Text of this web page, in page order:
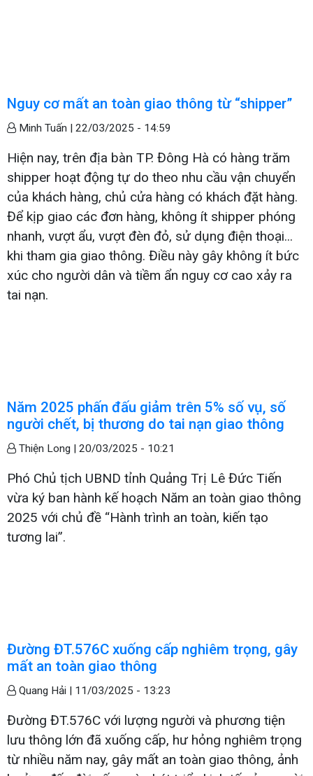
Nguy cơ mất an toàn giao thông từ “shipper”
Minh Tuấn | 22/03/2025 - 14:59
Hiện nay, trên địa bàn TP. Đông Hà có hàng trăm
shipper hoạt động tự do theo nhu cầu vận chuyển
của khách hàng, chủ cửa hàng có khách đặt hàng.
Để kịp giao các đơn hàng, không ít shipper phóng
nhanh, vượt ẩu, vượt đèn đỏ, sử dụng điện thoại...
khi tham gia giao thông. Điều này gây không ít bức
xúc cho người dân và tiềm ẩn nguy cơ cao xảy ra
tai nạn.
Năm 2025 phấn đấu giảm trên 5% số vụ, số
người chết, bị thương do tai nạn giao thông
Thiện Long | 20/03/2025 - 10:21
Phó Chủ tịch UBND tỉnh Quảng Trị Lê Đức Tiến
vừa ký ban hành kế hoạch Năm an toàn giao thông
2025 với chủ đề “Hành trình an toàn, kiến tạo
tương lai”.
Đường ĐT.576C xuống cấp nghiêm trọng, gây
mất an toàn giao thông
Quang Hải | 11/03/2025 - 13:23
Đường ĐT.576C với lượng người và phương tiện
lưu thông lớn đã xuống cấp, hư hỏng nghiêm trọng
từ nhiều năm nay, gây mất an toàn giao thông, ảnh